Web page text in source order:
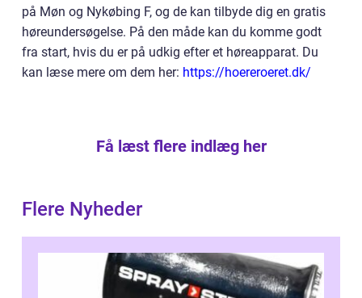
på Møn og Nykøbing F, og de kan tilbyde dig en gratis
høreundersøgelse. På den måde kan du komme godt
fra start, hvis du er på udkig efter et høreapparat. Du
kan læse mere om dem her: https://hoereroeret.dk/
Få læst flere indlæg her
Flere Nyheder